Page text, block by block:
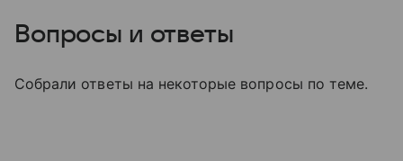
Вопросы и ответы
Собрали ответы на некоторые вопросы по теме.